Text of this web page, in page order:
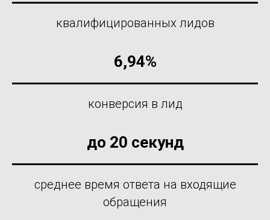
квалифицированных лидов
6,94%
конверсия в лид
до 20 секунд
среднее время ответа на входящие
обращения